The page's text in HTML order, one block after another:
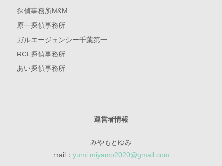
探偵事務所M&M
原一探偵事務所
ガルエージェンシー千葉第一
RCL探偵事務所
あい探偵事務所
運営者情報
みやもとゆみ
mail： yumi.miyamo2020@gmail.com